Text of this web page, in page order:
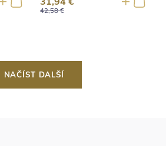
42,58 €
NAČÍST DALŠÍ